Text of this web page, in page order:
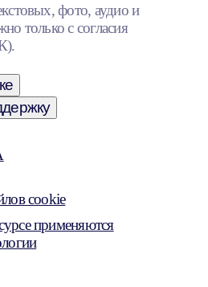
фото, аудио и
только с согласия
cookie
применяются